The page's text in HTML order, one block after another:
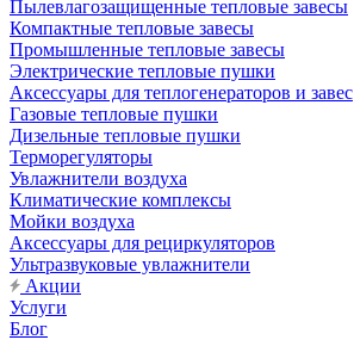
Пылевлагозащищенные тепловые завесы
Компактные тепловые завесы
Промышленные тепловые завесы
Электрические тепловые пушки
Аксессуары для теплогенераторов и завес
Газовые тепловые пушки
Дизельные тепловые пушки
Терморегуляторы
Увлажнители воздуха
Климатические комплексы
Мойки воздуха
Аксессуары для рециркуляторов
Ультразвуковые увлажнители
Акции
Услуги
Блог